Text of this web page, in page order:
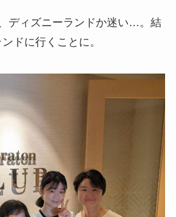
ディズニーランドか迷い…。結
ドに行くことに。